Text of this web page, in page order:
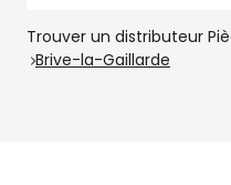
Trouver un distributeur
Brive-la-Gaillarde